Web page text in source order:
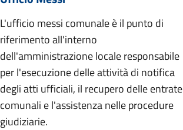
L'ufficio messi comunale è il punto di
riferimento all'interno
dell'amministrazione locale responsabile
per l'esecuzione delle attività di notifica
degli atti ufficiali, il recupero delle entrate
comunali e l'assistenza nelle procedure
giudiziarie.